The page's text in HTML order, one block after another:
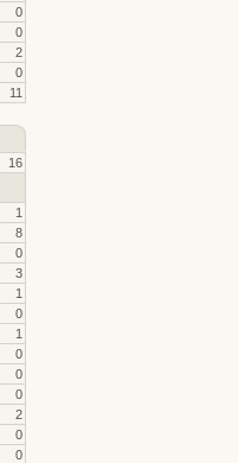
0
0
2
0
11
16
1
8
0
3
1
0
1
0
0
0
2
0
0